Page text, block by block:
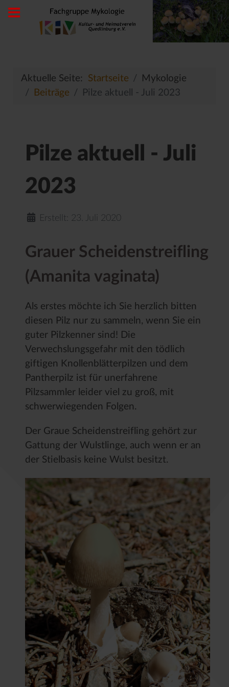
Aktuelle Seite: Startseite
Mykologie
Beiträge
Pilze aktuell - Juli 2023
Pilze aktuell - Juli
2023
Erstellt: 23. Juli 2020
Grauer Scheidenstreifling
(Amanita vaginata)
Als erstes möchte ich Sie herzlich bitten
diesen Pilz nur zu sammeln, wenn Sie ein
guter Pilzkenner sind! Die
Verwechslungsgefahr mit den tödlich
giftigen Knollenblätterpilzen und dem
Pantherpilz ist für unerfahrene
Pilzsammler leider viel zu groß, mit
schwerwiegenden Folgen.
Der Graue Scheidenstreifling gehört zur
Gattung der Wulstlinge, auch wenn er an
der Stielbasis keine Wulst besitzt.